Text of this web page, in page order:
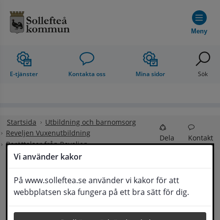
Vi använder kakor
På www.solleftea.se använder vi kakor för att
webbplatsen ska fungera på ett bra sätt för dig.
Meny
E-tjänster Kontakta oss Mina sidor Sök
Startsida
Utbildning och barnomsorg
Reveljen Vuxenutbildning
Berättelser från Reveljen
Dela Kontakt
Hemmavid ger nya
möjligheter: Decentraliserad